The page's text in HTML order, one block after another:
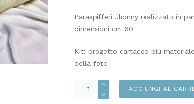
Paraspifferi Jhonny realizzato in
dimensioni cm 60
Kit: progetto cartaceo più
della foto
JHONNY
PARASPIFFERI
AGGIUNGI AL